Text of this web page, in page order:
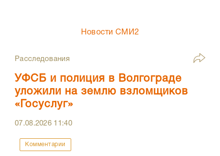
Новости СМИ2
Расследования
УФСБ и полиция в Волгограде
уложили на землю взломщиков
«Госуслуг»
07.08.2026 11:40
Комментарии